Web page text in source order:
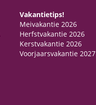
Vakantietips!
Meivakantie 2026
Herfstvakantie 2026
Kerstvakantie 2026
Voorjaarsvakantie 2027